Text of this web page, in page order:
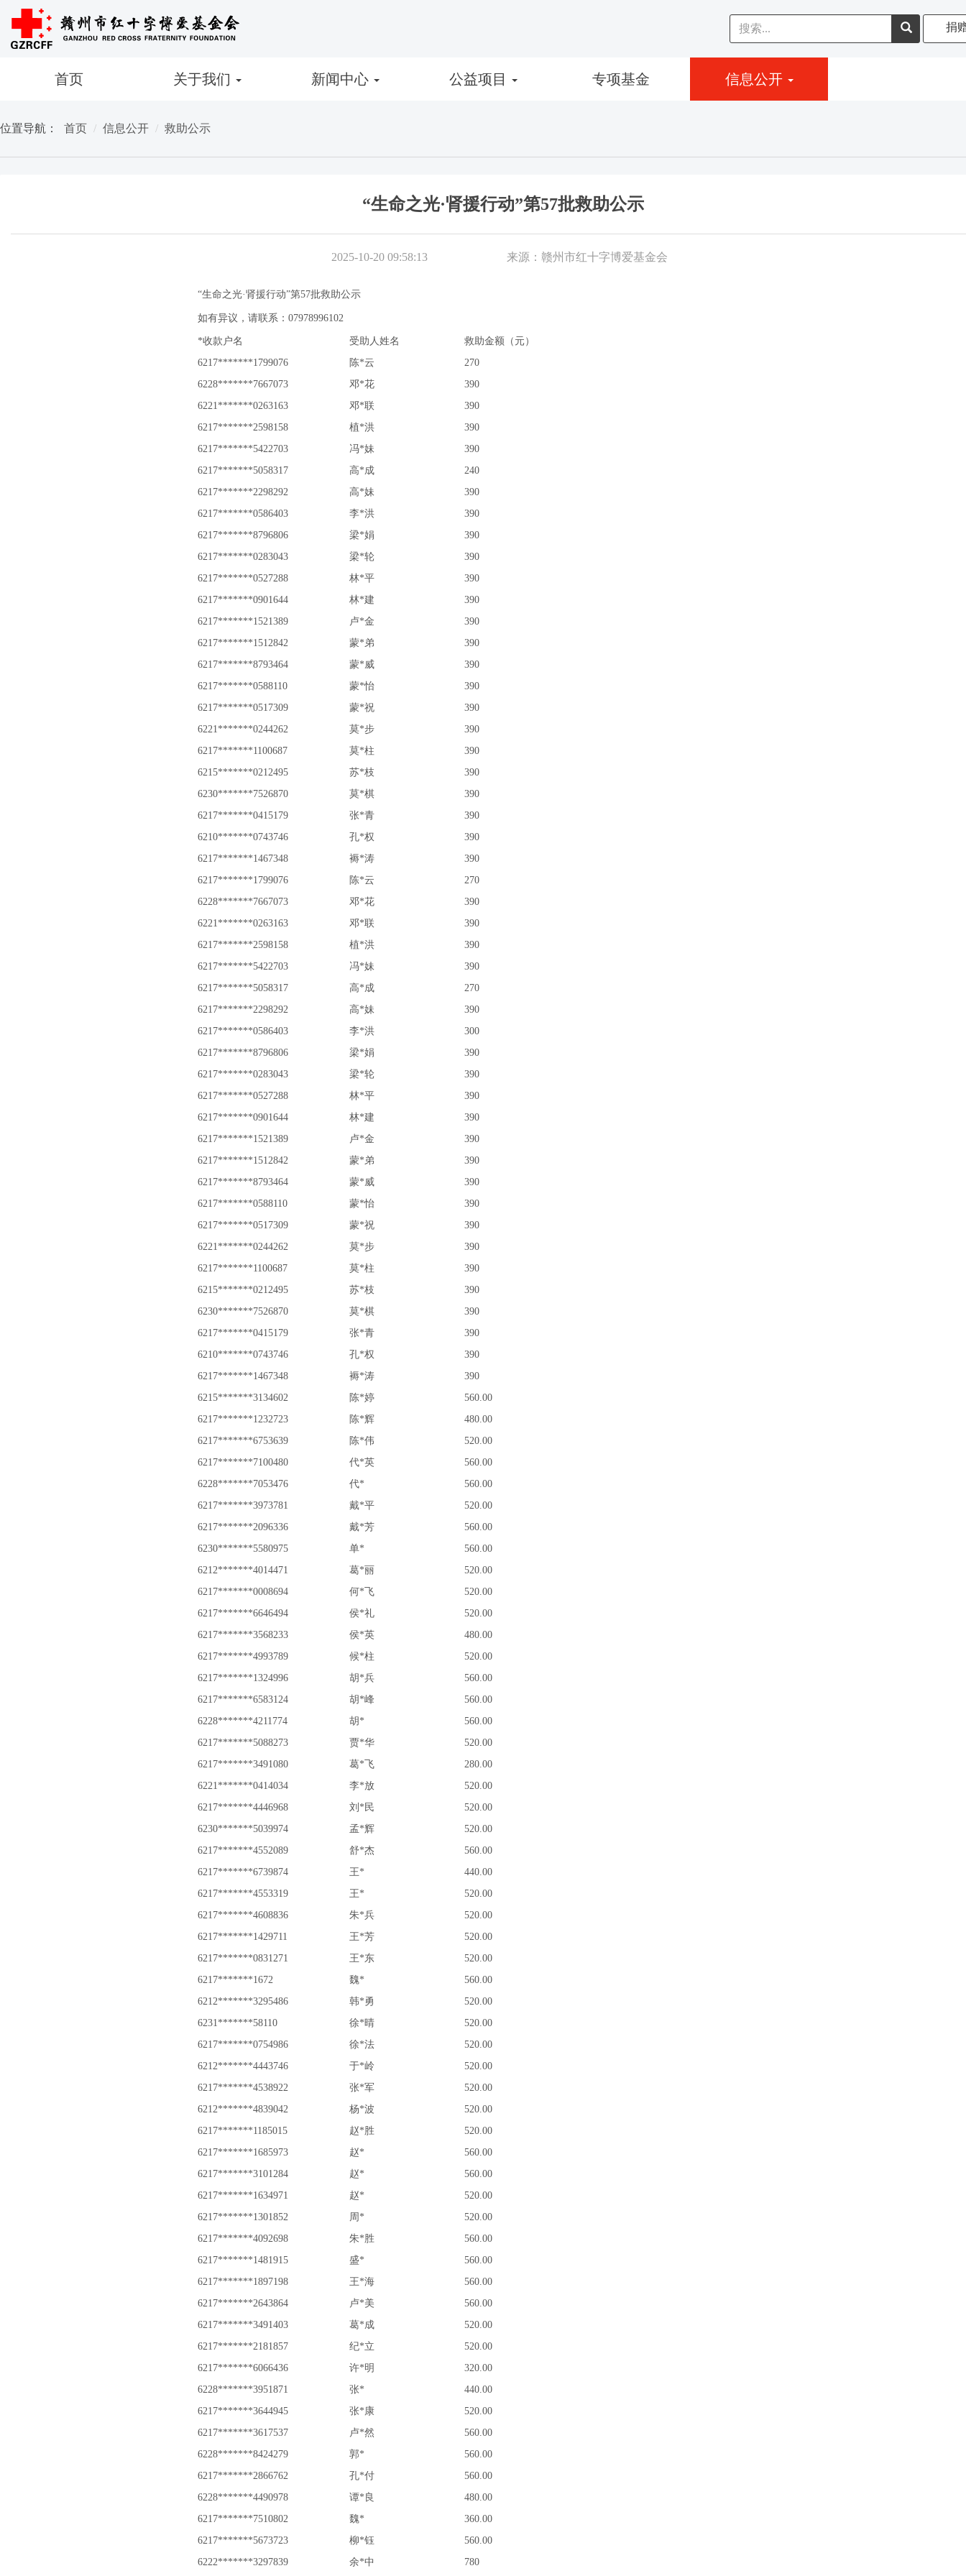
捐
首页 关于我们 新闻中心 公益项目 专项基金 信息公开
位置导航： 首页 信息公开 救助公示
“生命之光·肾援行动”第57批救助公示
2025-10-20 09:58:13 来源：赣州市红十字博爱基金会
“生命之光·肾援行动”第57批救助公示
如有异议，请联系：07978996102
*收款户名 受助人姓名
救助金额（元）
6217*******1799076
陈*云
270
6228*******7667073
邓*花
390
6221*******0263163
邓*联
390
6217*******2598158
植*洪
390
6217*******5422703
冯*妹
390
6217*******5058317
高*成
240
6217*******2298292
高*妹
390
6217*******0586403
李*洪
390
6217*******8796806
梁*娟
390
6217*******0283043
梁*轮
390
6217*******0527288
林*平
390
6217*******0901644
林*建
390
6217*******1521389
卢*金
390
6217*******1512842
蒙*弟
390
6217*******8793464
蒙*威
390
6217*******0588110
蒙*怡
390
6217*******0517309
蒙*祝
390
6221*******0244262
莫*步
390
6217*******1100687
莫*柱
390
6215*******0212495
苏*枝
390
6230*******7526870
莫*棋
390
6217*******0415179
张*青
390
6210*******0743746
孔*权
390
6217*******1467348
褥*涛
390
6217*******1799076
陈*云
270
6228*******7667073
邓*花
390
6221*******0263163
邓*联
390
6217*******2598158
植*洪
390
6217*******5422703
冯*妹
390
6217*******5058317
高*成
270
6217*******2298292
高*妹
390
6217*******0586403
李*洪
300
6217*******8796806
梁*娟
390
6217*******0283043
梁*轮
390
6217*******0527288
林*平
390
6217*******0901644
林*建
390
6217*******1521389
卢*金
390
6217*******1512842
蒙*弟
390
6217*******8793464
蒙*威
390
6217*******0588110
蒙*怡
390
6217*******0517309
蒙*祝
390
6221*******0244262
莫*步
390
6217*******1100687
莫*柱
390
6215*******0212495
苏*枝
390
6230*******7526870
莫*棋
390
6217*******0415179
张*青
390
6210*******0743746
孔*权
390
6217*******1467348
褥*涛
390
6215*******3134602
陈*婷
560.00
6217*******1232723
陈*辉
480.00
6217*******6753639
陈*伟
520.00
6217*******7100480
代*英
560.00
6228*******7053476
代*
560.00
6217*******3973781
戴*平
520.00
6217*******2096336
戴*芳
560.00
6230*******5580975
单*
560.00
6212*******4014471
葛*丽
520.00
6217*******0008694
何*飞
520.00
6217*******6646494
侯*礼
520.00
6217*******3568233
侯*英
480.00
6217*******4993789
候*柱
520.00
6217*******1324996
胡*兵
560.00
6217*******6583124
胡*峰
560.00
6228*******4211774
胡*
560.00
6217*******5088273
贾*华
520.00
6217*******3491080
葛*飞
280.00
6221*******0414034
李*放
520.00
6217*******4446968
刘*民
520.00
6230*******5039974
孟*辉
520.00
6217*******4552089
舒*杰
560.00
6217*******6739874
王*
440.00
6217*******4553319
王*
520.00
6217*******4608836
朱*兵
520.00
6217*******1429711
王*芳
520.00
6217*******0831271
王*东
520.00
6217*******1672
魏*
560.00
6212*******3295486
韩*勇
520.00
6231*******58110
徐*晴
520.00
6217*******0754986
徐*法
520.00
6212*******4443746
于*岭
520.00
6217*******4538922
张*军
520.00
6212*******4839042
杨*波
520.00
6217*******1185015
赵*胜
520.00
6217*******1685973
赵*
560.00
6217*******3101284
赵*
560.00
6217*******1634971
赵*
520.00
6217*******1301852
周*
520.00
6217*******4092698
朱*胜
560.00
6217*******1481915
盛*
560.00
6217*******1897198
王*海
560.00
6217*******2643864
卢*美
560.00
6217*******3491403
葛*成
520.00
6217*******2181857
纪*立
520.00
6217*******6066436
许*明
320.00
6228*******3951871
张*
440.00
6217*******3644945
张*康
520.00
6217*******3617537
卢*然
560.00
6228*******8424279
郭*
560.00
6217*******2866762
孔*付
560.00
6228*******4490978
谭*良
480.00
6217*******7510802
魏*
360.00
6217*******5673723
柳*钰
560.00
6222*******3297839
余*中 780